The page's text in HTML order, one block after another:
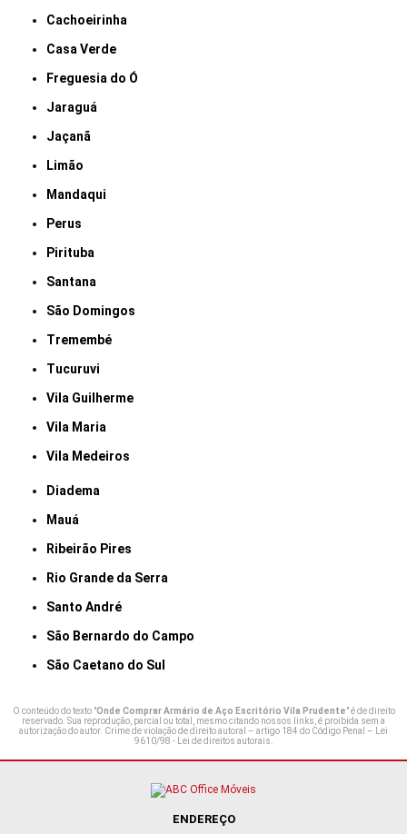
Cachoeirinha
Casa Verde
Freguesia do Ó
Jaraguá
Jaçanã
Limão
Mandaqui
Perus
Pirituba
Santana
São Domingos
Tremembé
Tucuruvi
Vila Guilherme
Vila Maria
Vila Medeiros
Diadema
Mauá
Ribeirão Pires
Rio Grande da Serra
Santo André
São Bernardo do Campo
São Caetano do Sul
O conteúdo do texto "Onde Comprar Armário de Aço Escritório Vila Prudente" é de direito
reservado. Sua reprodução, parcial ou total, mesmo citando nossos links, é proibida sem a
autorização do autor. Crime de violação de direito autoral – artigo 184 do Código Penal – Lei
9610/98 - Lei de direitos autorais.
ENDEREÇO